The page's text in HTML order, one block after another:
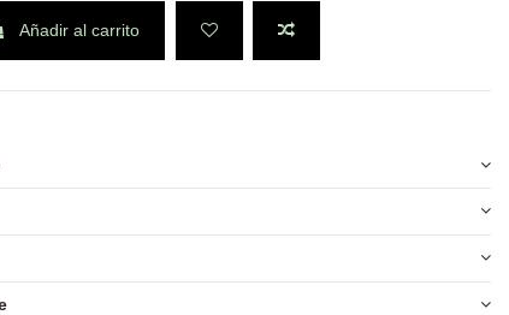
Añadir al carrito